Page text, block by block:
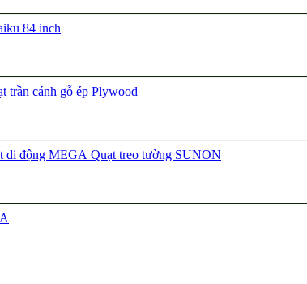
84 inch
trần cánh gỗ ép Plywood
di động MEGA Quạt treo tường SUNON